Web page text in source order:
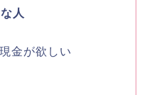
人
金が欲しい